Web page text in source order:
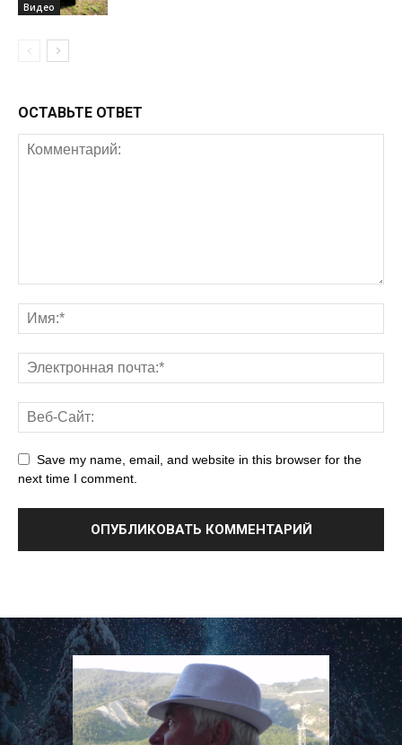
Видео
ОСТАВЬТЕ ОТВЕТ
Save my name, email, and website in this browser for the
next time I comment.